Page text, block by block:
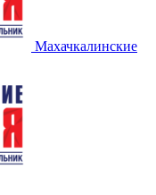
Махачкалинские